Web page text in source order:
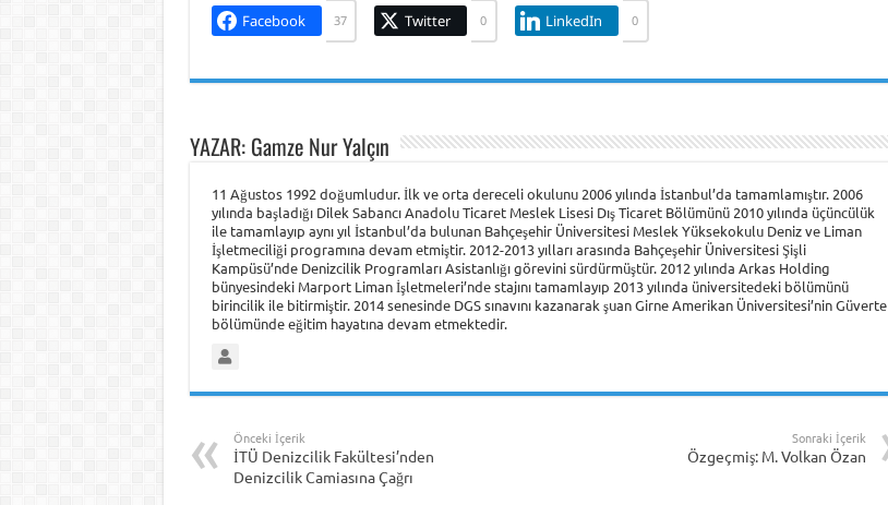
Facebook 37 Twitter 0 LinkedIn 0
YAZAR: Gamze Nur Yalçın
11 Ağustos 1992 doğumludur. İlk ve orta dereceli okulunu 2006 yılında İstanbul’da tamamlamıştır. 2006
yılında başladığı Dilek Sabancı Anadolu Ticaret Meslek Lisesi Dış Ticaret Bölümünü 2010 yılında üçüncülük
ile tamamlayıp aynı yıl İstanbul’da bulunan Bahçeşehir Üniversitesi Meslek Yüksekokulu Deniz ve Liman
İşletmeciliği programına devam etmiştir. 2012-2013 yılları arasında Bahçeşehir Üniversitesi Şişli
Kampüsü’nde Denizcilik Programları Asistanlığı görevini sürdürmüştür. 2012 yılında Arkas Holding
bünyesindeki Marport Liman İşletmeleri’nde stajını tamamlayıp 2013 yılında üniversitedeki bölümünü
birincilik ile bitirmiştir. 2014 senesinde DGS sınavını kazanarak şuan Girne Amerikan Üniversitesi’nin Güverte
bölümünde eğitim hayatına devam etmektedir.
Önceki İçerik
İTÜ Denizcilik Fakültesi’nden
Denizcilik Camiasına Çağrı
Sonraki İçerik
Özgeçmiş: M. Volkan Özan